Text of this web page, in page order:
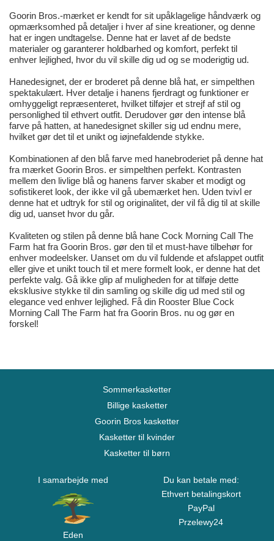
Goorin Bros.-mærket er kendt for sit upåklagelige håndværk og
opmærksomhed på detaljer i hver af sine kreationer, og denne
hat er ingen undtagelse. Denne hat er lavet af de bedste
materialer og garanterer holdbarhed og komfort, perfekt til
enhver lejlighed, hvor du vil skille dig ud og se moderigtig ud.
Hanedesignet, der er broderet på denne blå hat, er simpelthen
spektakulært. Hver detalje i hanens fjerdragt og funktioner er
omhyggeligt repræsenteret, hvilket tilføjer et strejf af stil og
personlighed til ethvert outfit. Derudover gør den intense blå
farve på hatten, at hanedesignet skiller sig ud endnu mere,
hvilket gør det til et unikt og iøjnefaldende stykke.
Kombinationen af den blå farve med hanebroderiet på denne hat
fra mærket Goorin Bros. er simpelthen perfekt. Kontrasten
mellem den livlige blå og hanens farver skaber et modigt og
sofistikeret look, der ikke vil gå ubemærket hen. Uden tvivl er
denne hat et udtryk for stil og originalitet, der vil få dig til at skille
dig ud, uanset hvor du går.
Kvaliteten og stilen på denne blå hane Cock Morning Call The
Farm hat fra Goorin Bros. gør den til et must-have tilbehør for
enhver modeelsker. Uanset om du vil fuldende et afslappet outfit
eller give et unikt touch til et mere formelt look, er denne hat det
perfekte valg. Gå ikke glip af muligheden for at tilføje dette
eksklusive stykke til din samling og skille dig ud med stil og
elegance ved enhver lejlighed. Få din Rooster Blue Cock
Morning Call The Farm hat fra Goorin Bros. nu og gør en
forskel!
Sommerkasketter
Billige kasketter
Goorin Bros kasketter
Kasketter til kvinder
Kasketter til børn
I samarbejde med
Eden
Du kan betale med:
Ethvert betalingskort
PayPal
Przelewy24